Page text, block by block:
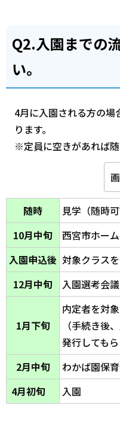
Q2.入園までの
い。
4月に入園される方の
ります。
※定員に空きがあれば随
随時
見学（随時
10月中旬
西宮市ホー
入園申込後 対象クラス
12月中旬
入園選考会
1月下旬
内定者を対
（手続き後
発行してもら
2月中旬
わかば園保
4月初旬
入園